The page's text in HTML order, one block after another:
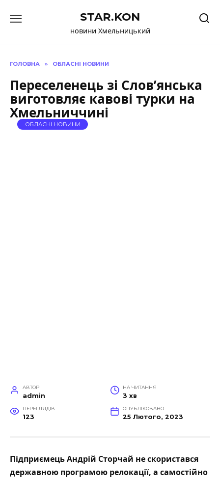
до
STAR.KON
новини Хмельницький
ГОЛОВНА » ОБЛАСНІ НОВИНИ
Переселенець зі Слов’янська
виготовляє кавові турки на
Хмельниччині
ОБЛАСНІ НОВИНИ
АВТОР
admin
НА ЧИТАННЯ
3 хв
ПЕРЕГЛЯДІВ
123
ОПУБЛІКОВАНО
25 Лютого, 2023
Підприємець Андрій Сторчай не скористався
державною програмою релокації, а самостійно